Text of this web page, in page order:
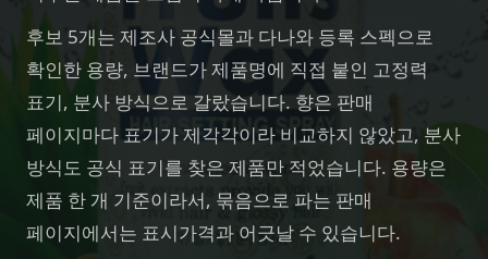
후보 5개는 제조사 공식몰과 다나와 등록 스펙으로
확인한 용량, 브랜드가 제품명에 직접 붙인 고정력
표기, 분사 방식으로 갈랐습니다. 향은 판매
페이지마다 표기가 제각각이라 비교하지 않았고, 분사
방식도 공식 표기를 찾은 제품만 적었습니다. 용량은
제품 한 개 기준이라서, 묶음으로 파는 판매
페이지에서는 표시가격과 어긋날 수 있습니다.